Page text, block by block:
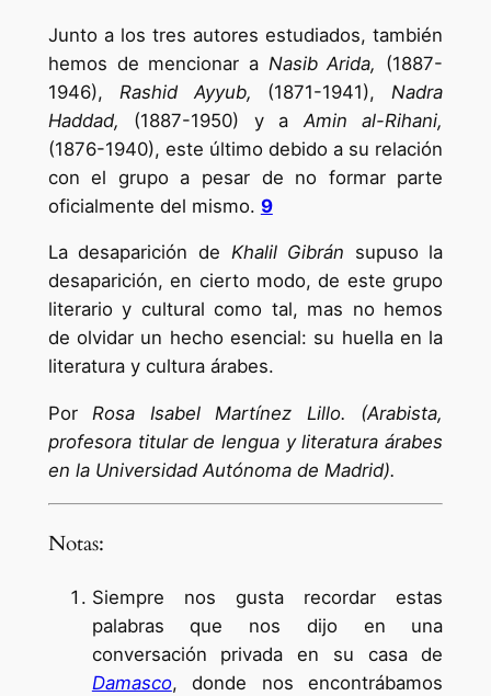
Junto a los tres autores estudiados, también
hemos de mencionar a Nasib Arida, (1887-
1946), Rashid Ayyub, (1871-1941), Nadra
Haddad, (1887-1950) y a Amin al-Rihani,
(1876-1940), este último debido a su relación
con el grupo a pesar de no formar parte
oficialmente del mismo. 9
La desaparición de Khalil Gibrán supuso la
desaparición, en cierto modo, de este grupo
literario y cultural como tal, mas no hemos
de olvidar un hecho esencial: su huella en la
literatura y cultura árabes.
PorRosa Isabel Martínez Lillo. (Arabista,
profesora titular de lengua y literatura árabes
en la Universidad Autónoma de Madrid).
Notas:
Siempre nos gusta recordar estas
palabras que nos dijo en una
conversación privada en su casa de
Damasco, donde nos encontrábamos